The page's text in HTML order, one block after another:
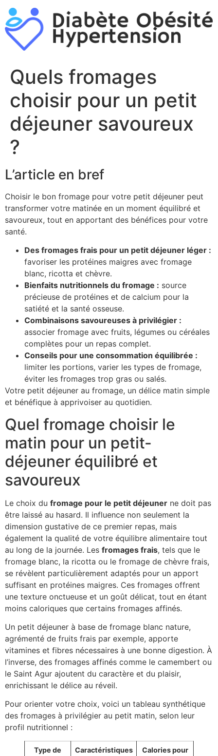
Aller
au
contenu
Quels fromages
choisir pour un petit
déjeuner savoureux
?
L’article en bref
Choisir le bon fromage pour votre petit déjeuner peut
transformer votre matinée en un moment équilibré et
savoureux, tout en apportant des bénéfices pour votre
santé.
Des fromages frais pour un petit déjeuner léger :
favoriser les protéines maigres avec fromage
blanc, ricotta et chèvre.
Bienfaits nutritionnels du fromage : source
précieuse de protéines et de calcium pour la
satiété et la santé osseuse.
Combinaisons savoureuses à privilégier :
associer fromage avec fruits, légumes ou céréales
complètes pour un repas complet.
Conseils pour une consommation équilibrée :
limiter les portions, varier les types de fromage,
éviter les fromages trop gras ou salés.
Votre petit déjeuner au fromage, un délice matin simple
et bénéfique à apprivoiser au quotidien.
Quel fromage choisir le
matin pour un petit-
déjeuner équilibré et
savoureux
Le choix du fromage pour le petit déjeuner ne doit pas
être laissé au hasard. Il influence non seulement la
dimension gustative de ce premier repas, mais
également la qualité de votre équilibre alimentaire tout
au long de la journée. Les fromages frais, tels que le
fromage blanc, la ricotta ou le fromage de chèvre frais,
se révèlent particulièrement adaptés pour un apport
suffisant en protéines maigres. Ces fromages offrent
une texture onctueuse et un goût délicat, tout en étant
moins caloriques que certains fromages affinés.
Un petit déjeuner à base de fromage blanc nature,
agrémenté de fruits frais par exemple, apporte
vitamines et fibres nécessaires à une bonne digestion. À
l’inverse, des fromages affinés comme le camembert ou
le Saint Agur ajoutent du caractère et du plaisir,
enrichissant le délice au réveil.
Pour orienter votre choix, voici un tableau synthétique
des fromages à privilégier au petit matin, selon leur
profil nutritionnel :
Type de
Caractéristiques
Calories pour